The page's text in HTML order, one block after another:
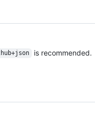
is recommended.